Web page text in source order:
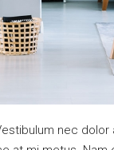
nec